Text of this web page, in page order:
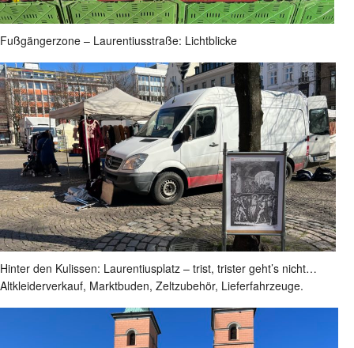
Fußgängerzone – Laurentiusstraße: Lichtblicke
Hinter den Kulissen: Laurentiusplatz – trist, trister geht’s nicht…
Altkleiderverkauf, Marktbuden, Zeltzubehör, Lieferfahrzeuge.